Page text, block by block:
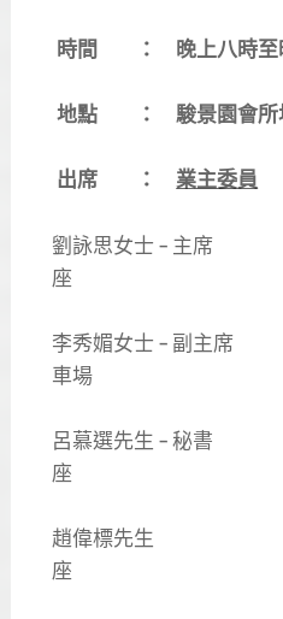
時間
： 晚上八時
地點
：駿景園會
出席
：業主委員
劉詠思女士
座
李秀媚女士 –
車場
呂慕選先生
座
趙偉標
座